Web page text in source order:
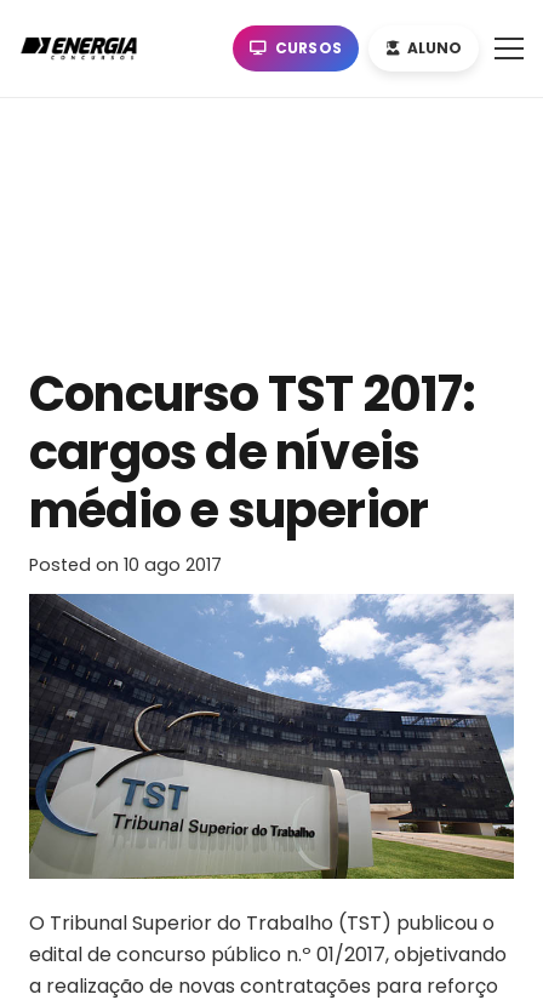
CURSOS ALUNO
Concurso TST 2017:
cargos de níveis
médio e superior
Posted on 10 ago 2017
O Tribunal Superior do Trabalho (TST) publicou o
edital de concurso público n.º 01/2017, objetivando
a realização de novas contratações para reforço